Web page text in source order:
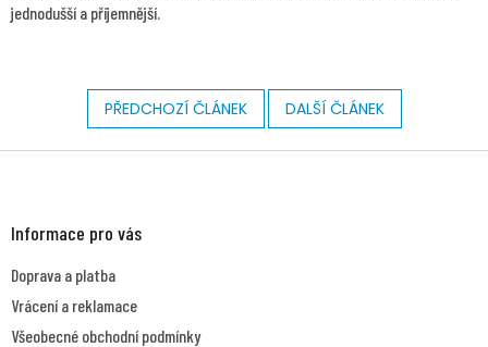
jednodušší a příjemnější.
PŘEDCHOZÍ ČLÁNEK DALŠÍ ČLÁNEK
Informace pro vás
Doprava a platba
Vrácení a reklamace
Všeobecné obchodní podmínky